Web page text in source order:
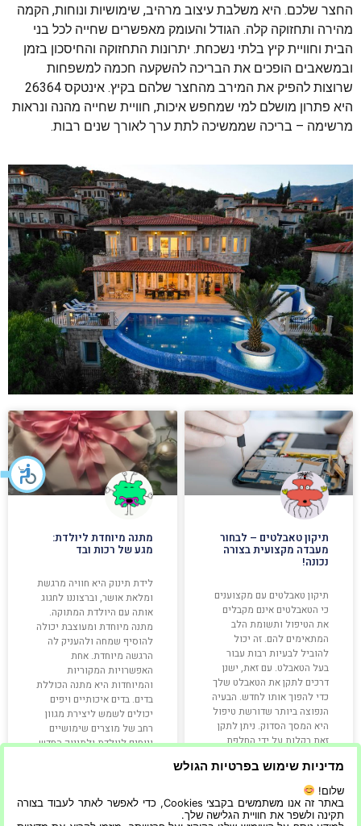
החצר שלכם. היא משלבת עיצוב מרהיב, שימושיות ונוחות, הקמה
מהירה ותחזוקה קלה. הגודל והעומק מאפשרים שחייה לכל בני
הבית וחוויית קיץ בלתי נשכחת. יתרונות התחזוקה והחיסכון בזמן
ובמשאבים הופכים את הבריכה להשקעה חכמה למשפחות
שרוצות להפיק את המירב מהחצר שלהם בקיץ. אינטקס 26364
היא פתרון מושלם למי שמחפש איכות, חוויית שחייה מהנה ונראות
מרשימה – בריכה שממשיכה לתת ערך לאורך שנים רבות.
תיקון טאבלטים – לבחור
מעבדה מקצועית בצורה
נכונה!
תיקון טאבלטים עם מקצוענים
כי הטאבלטים אינם מקבלים
את הטיפול ותשומת הלב
המתאימים להם. זה יכול
להוביל לבעיות רבות עבור
בעל הטאבלט. עם זאת, ישנן
דרכים לתקן את הטאבלט שלך
כדי להפוך אותו לחדש. הבעיה
הנפוצה ביותר שדורשת טיפול
היא המסך הסדוק. ניתן לתקן
זאת בקלות על ידי החלפת
קרא עוד »
מתנה מיוחדת ליולדת:
מגע של רכות ובד
לידת תינוק היא חוויה מרגשת
ומלאת אושר, וברצוננו לחגוג
אותה עם היולדת המתוקה.
מתנה מיוחדת ומעוצבת יכולה
להוסיף שמחה ולהעניק לה
הרגשה מיוחדת. אחת
האפשרויות המקוריות
והמיוחדות היא מתנה הכוללת
בדים. בדים איכותיים ויפים
יכולים לשמש ליצירת מגוון
רחב של מוצרים שימושיים
ונוחים ליולדת ולתינוק החדש.
קרא עוד »
מדיניות שימוש בפרטיות הגולש
שלום!
באתר זה אנו משתמשים בקבצי Cookies, כדי לאפשר לאתר לעבוד בצורה
תקינה ולשפר את חוויית הגלישה שלך.